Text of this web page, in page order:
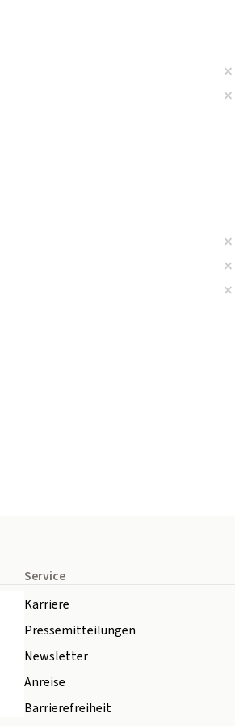
Service
Karriere
Pressemitteilungen
Newsletter
Anreise
Barrierefreiheit